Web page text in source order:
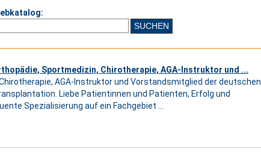
Sportmedizin, Chirotherapie, AGA-Instruktor und ...
AGA-Instruktor und Vorstandsmitglied der deutschen
Liebe Patientinnen und Patienten, Erfolg und
Spezialisierung auf ein Fachgebiet ...